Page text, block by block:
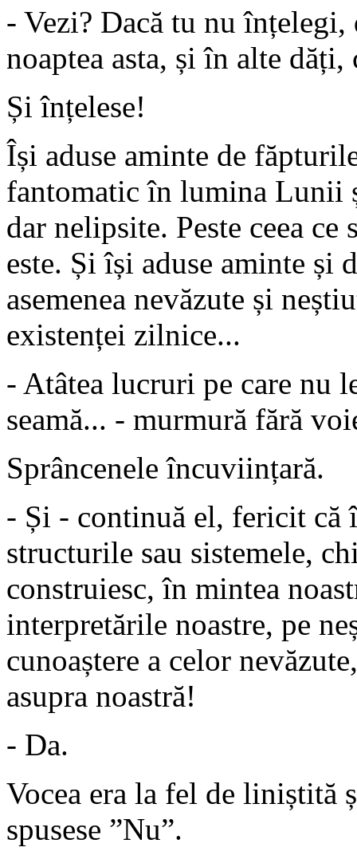
- Vezi? Dacă tu nu
noaptea asta, și în alte
Și înțelese!
Își aduse aminte de
fantomatic în lumina Lunii
dar nelipsite. Peste ceea ce
este. Și își aduse aminte și
asemenea nevăzute și
existenței zilnice...
- Atâtea lucruri pe care nu
seamă... - murmură fără
Sprâncenele încuviințară.
- Și - continuă el, fericit că
structurile sau sistemele,
construiesc, în mintea
interpretările noastre, pe
cunoaștere a celor
asupra noastră!
- Da.
Vocea era la fel de liniștită
spusese ”Nu”.